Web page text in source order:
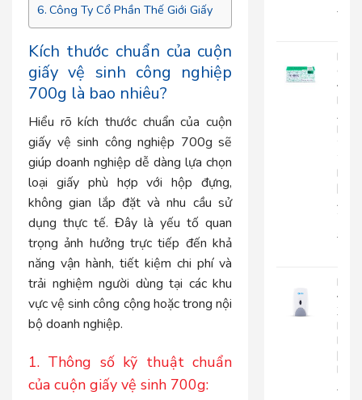
Công Ty Cổ Phần Thế Giới Giấy
Kích thước chuẩn của cuộn
giấy vệ sinh công nghiệp
700g là bao nhiêu?
Hiểu rõ kích thước chuẩn của cuộn
giấy vệ sinh công nghiệp 700g sẽ
giúp doanh nghiệp dễ dàng lựa chọn
loại giấy phù hợp với hộp đựng,
không gian lắp đặt và nhu cầu sử
dụng thực tế. Đây là yếu tố quan
trọng ảnh hưởng trực tiếp đến khả
năng vận hành, tiết kiệm chi phí và
trải nghiệm người dùng tại các khu
vực vệ sinh công cộng hoặc trong nội
bộ doanh nghiệp.
1. Thông số kỹ thuật chuẩn
của cuộn giấy vệ sinh 700g:
Khăn
Giấy
Đa
An
20-
2
Lớp
|
2
Bình
Xà
|
RT800